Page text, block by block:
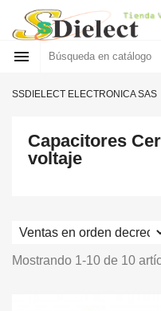

SSDIELECT ELECTRONICA SAS
Capacitores
voltaje
Mostrando 1-10 de 10